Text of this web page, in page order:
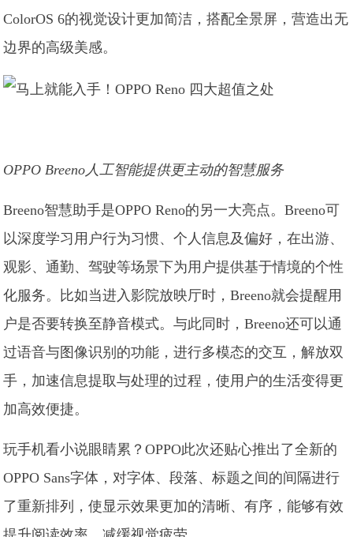
ColorOS 6的视觉设计更加简洁，搭配全景屏，营造出无
边界的高级美感。
OPPO Breeno人工智能提供更主动的智慧服务
Breeno智慧助手是OPPO Reno的另一大亮点。Breeno可
以深度学习用户行为习惯、个人信息及偏好，在出游、
观影、通勤、驾驶等场景下为用户提供基于情境的个性
化服务。比如当进入影院放映厅时，Breeno就会提醒用
户是否要转换至静音模式。与此同时，Breeno还可以通
过语音与图像识别的功能，进行多模态的交互，解放双
手，加速信息提取与处理的过程，使用户的生活变得更
加高效便捷。
玩手机看小说眼睛累？OPPO此次还贴心推出了全新的
OPPO Sans字体，对字体、段落、标题之间的间隔进行
了重新排列，使显示效果更加的清晰、有序，能够有效